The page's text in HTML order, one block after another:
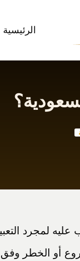
الرئيسية
التعبير
أو